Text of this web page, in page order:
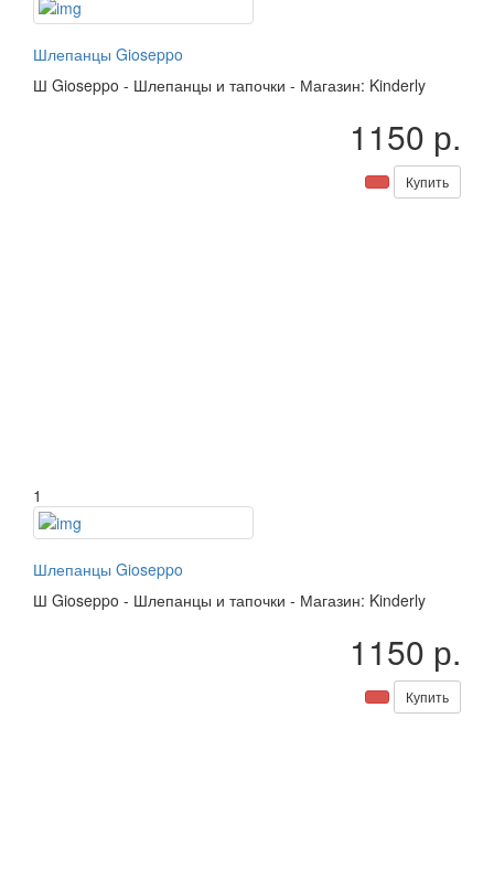
Шлепанцы Gioseppo
Ш Gioseppo - Шлепанцы и тапочки - Магазин: Kinderly
1150 р.
Купить
1
Шлепанцы Gioseppo
Ш Gioseppo - Шлепанцы и тапочки - Магазин: Kinderly
1150 р.
Купить